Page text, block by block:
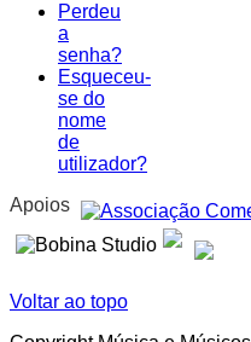
Perdeu
a
senha?
Esqueceu-
se do
nome
de
utilizador?
Apoios
Voltar ao topo